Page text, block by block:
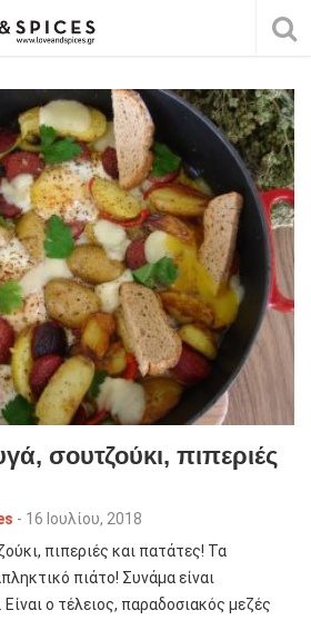
σουτζούκι, πιπεριές
- 16 Ιουλίου, 2018
πιπεριές και πατάτες! Τα
πιάτο! Συνάμα είναι
ο τέλειος, παραδοσιακός μεζές